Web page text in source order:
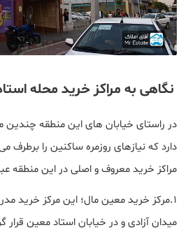
نگاهی به مراکز خرید محله
در راستای خیابان های این منطقه
دارد که نیازهای روزمره ساکنین را
مراکز خرید معروف و اصلی در این منطقه
۱.مرکز خرید معین مال؛ این مرکز خرید
میدان آزادی و در خیابان استاد معین قرار